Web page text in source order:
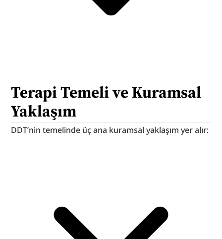
Terapi Temeli ve Kuramsal
Yaklaşım
DDT’nin temelinde üç ana kuramsal yaklaşım yer alır: